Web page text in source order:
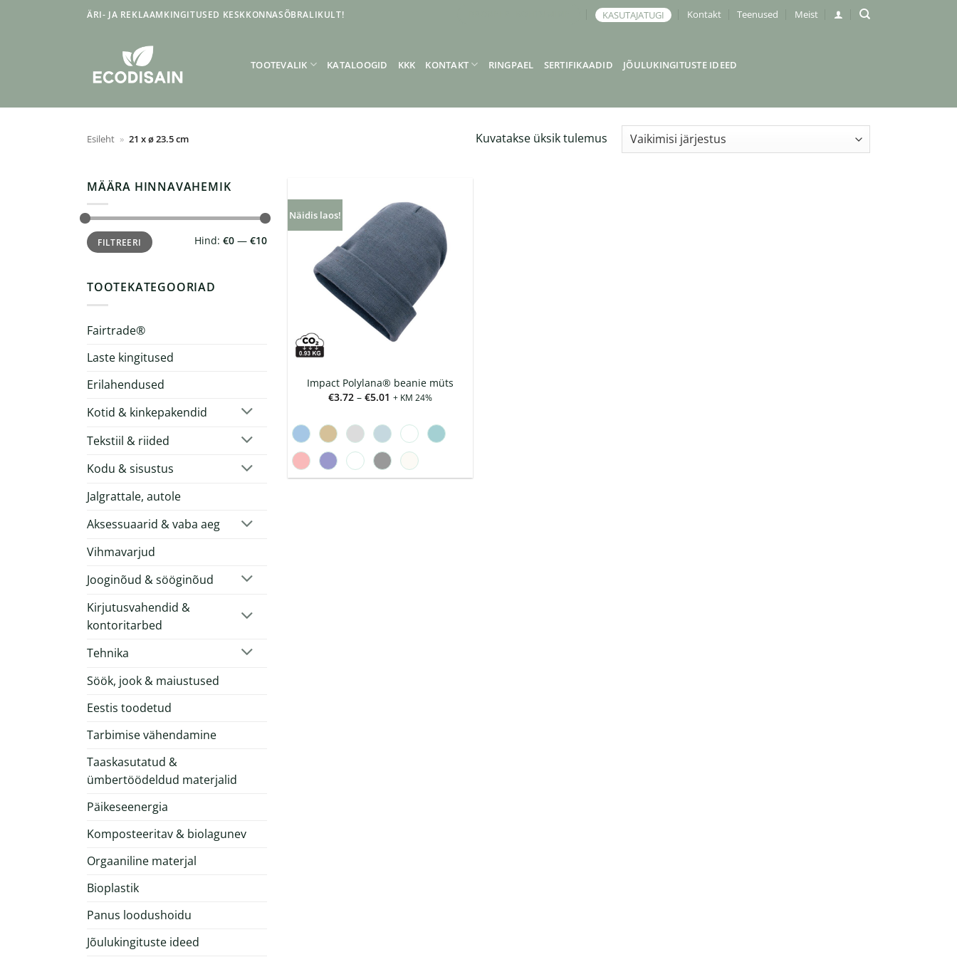
ÄRI- JA REKLAAMKINGITUSED KESKKONNASÕBRALIKULT! KASUTAJATUGI Kontakt Teenused Meist
TOOTEVALIK KATALOOGID KKK KONTAKT RINGPAEL SERTIFIKAADID JÕULUKINGITUSTE IDEED
Esileht » 21 x ø 23.5 cm Kuvatakse üksik tulemus
MÄÄRA HINNAVAHEMIK
Minimaalne
hind
Maksimaalne
hindFILTREERI Hind: €0— €10
TOOTEKATEGOORIAD
Fairtrade®
Laste kingitused
Erilahendused
Kotid & kinkepakendid
Tekstiil & riided
Kodu & sisustus
Jalgrattale, autole
Aksessuaarid & vaba aeg
Vihmavarjud
Jooginõud & sööginõud
Kirjutusvahendid &
kontoritarbed
Tehnika
Söök, jook & maiustused
Eestis toodetud
Tarbimise vähendamine
Taaskasutatud &
ümbertöödeldud materjalid
Päikeseenergia
Komposteeritav & biolagunev
Orgaaniline materjal
Bioplastik
Panus loodushoidu
Jõulukingituste ideed
Näidis laos!
Impact Polylana® beanie müts
€3.72 – €5.01 Hinnavahemik:
€5.01
+ KM 24%